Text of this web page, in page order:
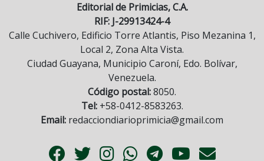
Editorial de Primicias, C.A.
RIF: J-29913424-4
Calle Cuchivero, Edificio Torre Atlantis, Piso Mezanina 1,
Local 2, Zona Alta Vista.
Ciudad Guayana, Municipio Caroní, Edo. Bolívar,
Venezuela.
Código postal:8050.
Tel:+58-0412-8583263.
Email: redacciondiarioprimicia@gmail.com